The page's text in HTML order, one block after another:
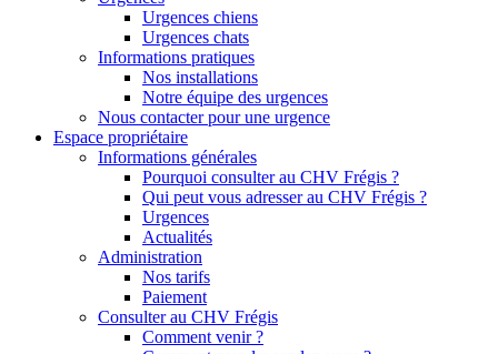
Urgences chiens
Urgences chats
Informations pratiques
Nos installations
Notre équipe des urgences
Nous contacter pour une urgence
Espace propriétaire
Informations générales
Pourquoi consulter au CHV Frégis ?
Qui peut vous adresser au CHV Frégis ?
Urgences
Actualités
Administration
Nos tarifs
Paiement
Consulter au CHV Frégis
Comment venir ?